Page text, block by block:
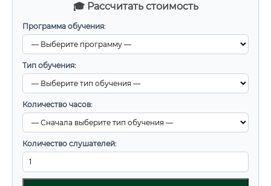
🎓 Рассчитать стоимость
Программа обучения:
Тип обучения:
Количество часов:
Количество слушателей: